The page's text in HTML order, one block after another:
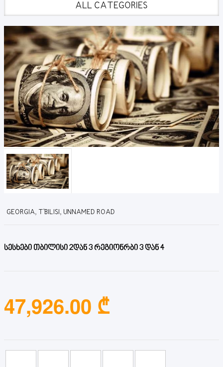
ALL CATEGORIES
GEORGIA, T'BILISI, UNNAMED ROAD
სესხები თბილისი 2დან 3 რეგიონრბი 3 დან 4
47,926.00 ₾